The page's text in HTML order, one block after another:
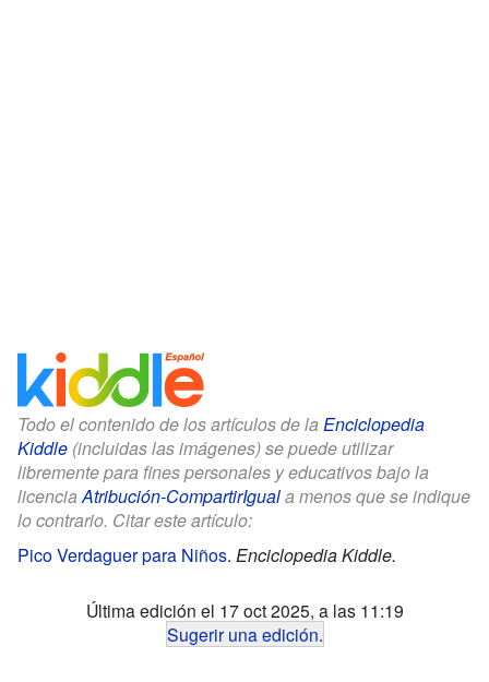
Todo el contenido de los artículos de la Enciclopedia
Kiddle (incluidas las imágenes) se puede utilizar
libremente para fines personales y educativos bajo la
licenciaAtribución-CompartirIguala menos que se indique
lo contrario. Citar este artículo:
Pico Verdaguer para Niños. Enciclopedia Kiddle.
Última edición el 17 oct 2025, a las 11:19
Sugerir una edición.